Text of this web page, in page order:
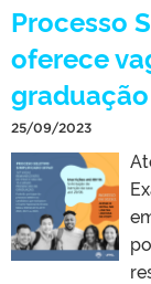
Processo
oferece
25/09/2023